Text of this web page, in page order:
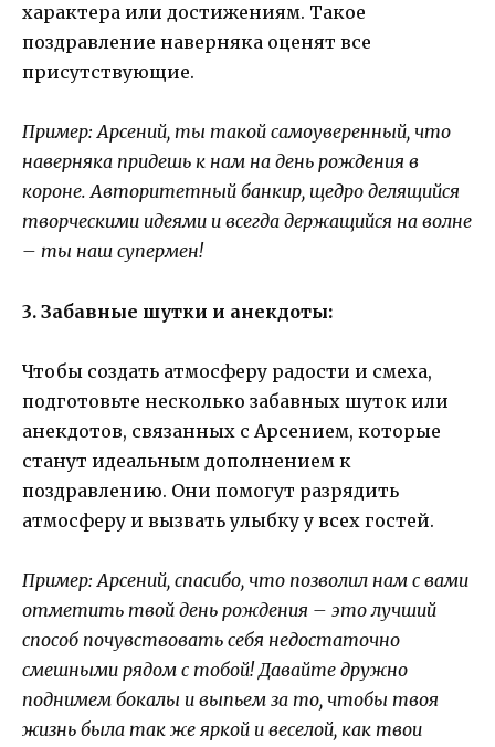
характера или достижениям. Такое
поздравление наверняка оценят все
присутствующие.
Пример: Арсений, ты такой самоуверенный, что
наверняка придешь к нам на день рождения в
короне. Авторитетный банкир, щедро делящийся
творческими идеями и всегда держащийся на волне
– ты наш супермен!
3. Забавные шутки и анекдоты:
Чтобы создать атмосферу радости и смеха,
подготовьте несколько забавных шуток или
анекдотов, связанных с Арсением, которые
станут идеальным дополнением к
поздравлению. Они помогут разрядить
атмосферу и вызвать улыбку у всех гостей.
Пример: Арсений, спасибо, что позволил нам с вами
отметить твой день рождения – это лучший
способ почувствовать себя недостаточно
смешными рядом с тобой! Давайте дружно
поднимем бокалы и выпьем за то, чтобы твоя
жизнь была так же яркой и веселой, как твои